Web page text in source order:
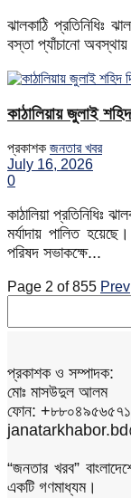
ঝালকাঠি প্রতিনিধিঃ
বস্তা প্যাঁচানো
কাঠালিয়ায় জুলাই
প্রকাশক জনতার খবর
July 16, 2026
0
কাঠালিয়া প্রতিনিধিঃ
মর্যাদায় পালিত
পরিষদ সভাকক্ষে...
Page 2 of 855 Prev
প্রকাশক ও সম্পাদক:
মোঃ মাসউদুল আলম
ফোন: +৮৮০৪৯৫৬৫৭১
“জনতার খরব”
একটি গণমাধ্যম।